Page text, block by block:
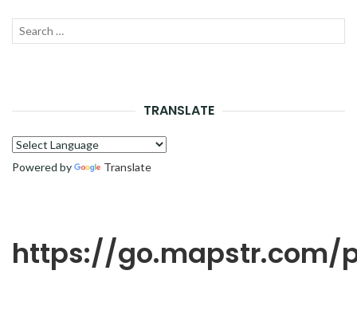
Recherche
TRANSLATE
Powered by Translate
https://go.mapstr.com/